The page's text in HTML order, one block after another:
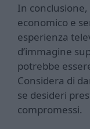
In
economico e
esperienza
d’immagine
potrebbe
Considera di
se desideri
compromessi.